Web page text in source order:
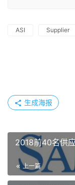
ASI Supplier
生成海报
2018前40名供
上一篇